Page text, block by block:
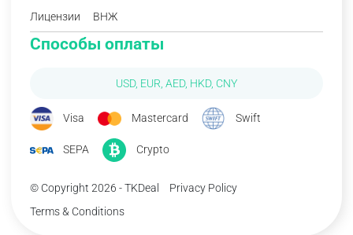
Лицензии
ВНЖ
Способы оплаты
USD, EUR, AED, HKD, CNY
Visa Mastercard Swift
SEPA Crypto
© Copyright 2026 - TKDeal
Privacy Policy
Terms & Conditions